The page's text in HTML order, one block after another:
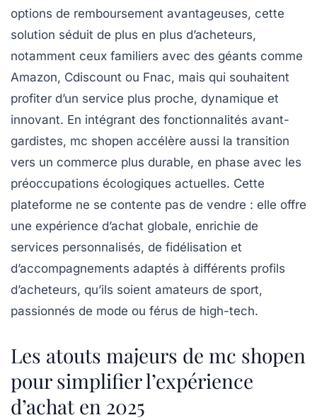
options de remboursement avantageuses, cette
solution séduit de plus en plus d’acheteurs,
notamment ceux familiers avec des géants comme
Amazon, Cdiscount ou Fnac, mais qui souhaitent
profiter d’un service plus proche, dynamique et
innovant. En intégrant des fonctionnalités avant-
gardistes, mc shopen accélère aussi la transition
vers un commerce plus durable, en phase avec les
préoccupations écologiques actuelles. Cette
plateforme ne se contente pas de vendre : elle offre
une expérience d’achat globale, enrichie de
services personnalisés, de fidélisation et
d’accompagnements adaptés à différents profils
d’acheteurs, qu’ils soient amateurs de sport,
passionnés de mode ou férus de high-tech.
Les atouts majeurs de mc shopen
pour simplifier l’expérience
d’achat en 2025